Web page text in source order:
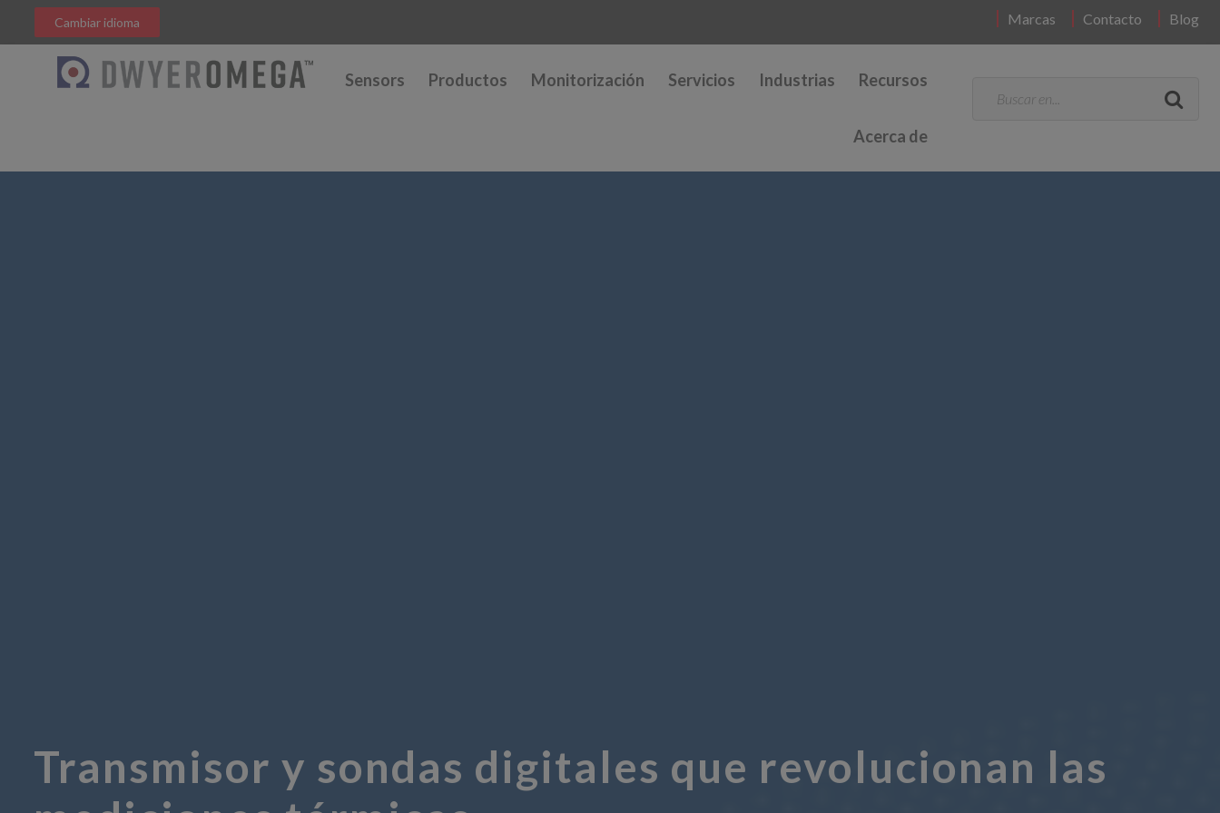
Marcas Contacto Blog
Cambiar idioma
Sensors Productos Monitorización Servicios Industrias Recursos
Acerca de
Transmisor y sondas digitales que revolucionan las